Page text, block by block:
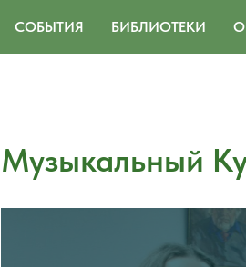
СОБЫТИЯ БИБЛИОТЕКИ
Музыкальный